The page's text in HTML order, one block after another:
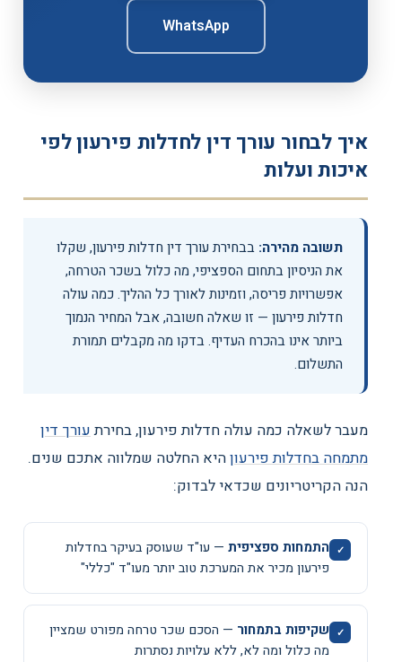
WhatsApp
איך לבחור עורך דין לחדלות פירעון לפי
איכות ועלות
תשובה מהירה: בבחירת עורך דין חדלות פירעון, שקלו
את הניסיון בתחום הספציפי, מה כלול בשכר הטרחה,
אפשרויות פריסה, וזמינות לאורך כל ההליך. כמה עולה
חדלות פירעון — זו שאלה חשובה, אבל המחיר הנמוך
ביותר אינו בהכרח העדיף. בדקו מה מקבלים תמורת
התשלום.
מעבר לשאלה כמה עולה חדלות פירעון, בחירתעורך דין
מתמחה בחדלות פירעוןהיא החלטה שמלווה אתכם שנים.
הנה הקריטריונים שכדאי לבדוק:
התמחות ספציפית — עו"ד שעוסק בעיקר בחדלות
פירעון מכיר את המערכת טוב יותר מעו"ד "כללי"
שקיפות בתמחור — הסכם שכר טרחה מפורט שמציין
מה כלול ומה לא, ללא עלויות נסתרות